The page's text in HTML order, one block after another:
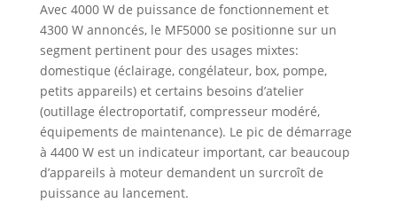
4300W; Moteur :
275 cm3, 9HP max,
carburant :
essence
SP95E10/98;
Niveau de bruit :
96dB(A); Réservoir
: 18L, Autonomie
de 9H; Système
AVR (régulation de
Avec 4000 W de puissance de fonctionnement et
4300 W annoncés, le MF5000 se positionne sur un
segment pertinent pour des usages mixtes:
domestique (éclairage, congélateur, box, pompe,
petits appareils) et certains besoins d’atelier
(outillage électroportatif, compresseur modéré,
équipements de maintenance). Le pic de démarrage
à 4400 W est un indicateur important, car beaucoup
d’appareils à moteur demandent un surcroît de
puissance au lancement.